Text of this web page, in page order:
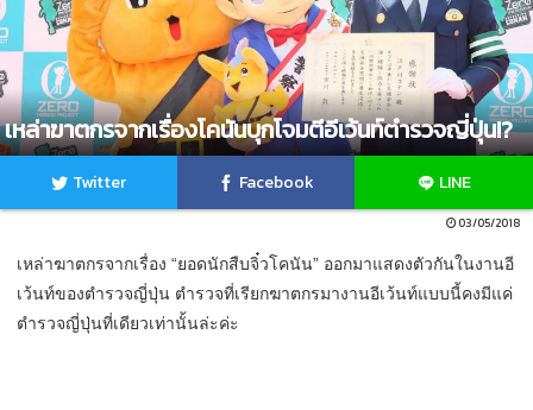
เหล่าฆาตกรจากเรื่องโคนันบุกโจมตีอีเว้นท์ตำรวจญี่ปุ่น!?
Twitter Facebook LINE
03/05/2018
เหล่าฆาตกรจากเรื่อง “ยอดนักสืบจิ๋วโคนัน” ออกมาแสดงตัวกันในงานอี
เว้นท์ของตำรวจญี่ปุ่น ตำรวจที่เรียกฆาตกรมางานอีเว้นท์แบบนี้คงมีแค่
ตำรวจญี่ปุ่นที่เดียวเท่านั้นล่ะค่ะ